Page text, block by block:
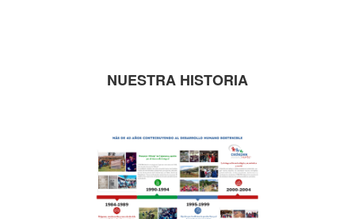
NUESTRA HISTORIA